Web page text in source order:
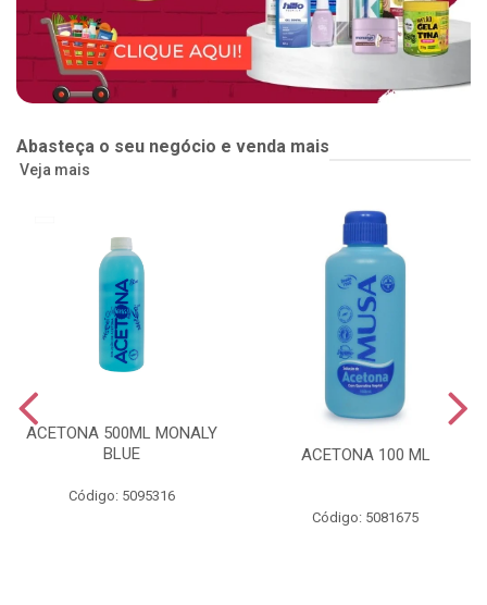
Abasteça o seu negócio e venda mais
Veja mais
ACETONA 500ML MONALY
BLUE
Código: 5095316
ACETONA 100 ML
Código: 5081675